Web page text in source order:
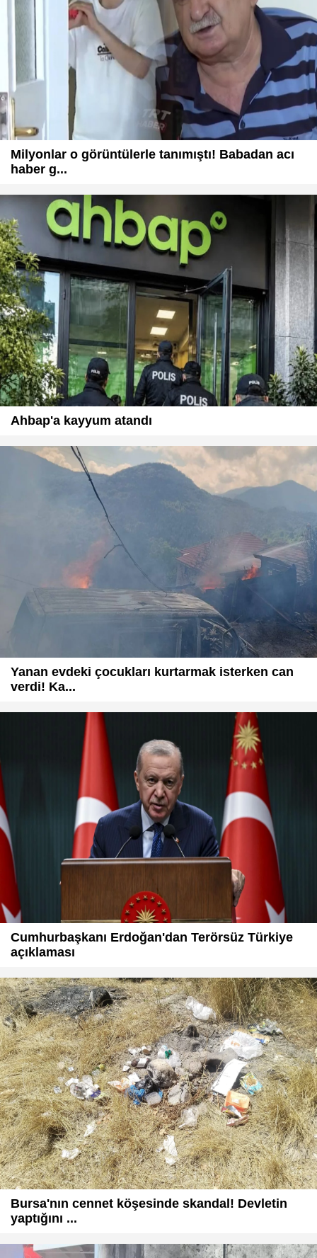
Milyonlar o görüntülerle tanımıştı! Babadan acı
haber g...
Ahbap'a kayyum atandı
Yanan evdeki çocukları kurtarmak isterken can
verdi! Ka...
Cumhurbaşkanı Erdoğan'dan Terörsüz Türkiye
açıklaması
Bursa'nın cennet köşesinde skandal! Devletin
yaptığını ...